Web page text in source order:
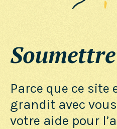
Parce que ce site
grandit avec
votre aide pour